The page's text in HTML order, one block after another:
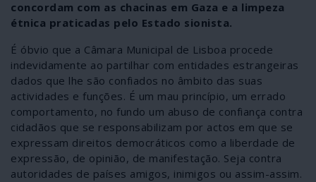
concordam com as chacinas em Gaza e a limpeza
étnica praticadas pelo Estado sionista.
É óbvio que a Câmara Municipal de Lisboa procede
indevidamente ao partilhar com entidades estrangeiras
dados que lhe são confiados no âmbito das suas
actividades e funções. É um mau princípio, um errado
comportamento, no fundo um abuso de confiança contra
cidadãos que se responsabilizam por actos em que se
expressam direitos democráticos como a liberdade de
expressão, de opinião, de manifestação. Seja contra
autoridades de países amigos, inimigos ou assim-assim.